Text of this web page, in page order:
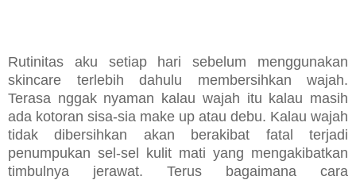
Rutinitas aku setiap hari sebelum menggunakan
skincare terlebih dahulu membersihkan wajah.
Terasa nggak nyaman kalau wajah itu kalau masih
ada kotoran sisa-sia make up atau debu. Kalau wajah
tidak dibersihkan akan berakibat fatal terjadi
penumpukan sel-sel kulit mati yang mengakibatkan
timbulnya jerawat. Terus bagaimana cara